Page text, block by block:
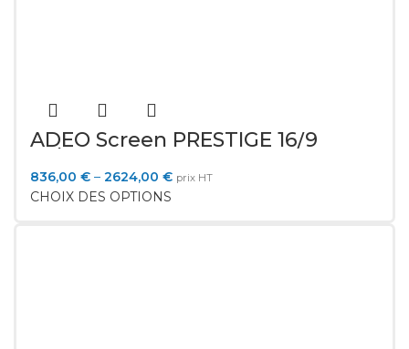
ADEO Screen PRESTIGE 16/9
Velvet
836,00 € – 2624,00 € prix HT
CHOIX DES OPTIONS